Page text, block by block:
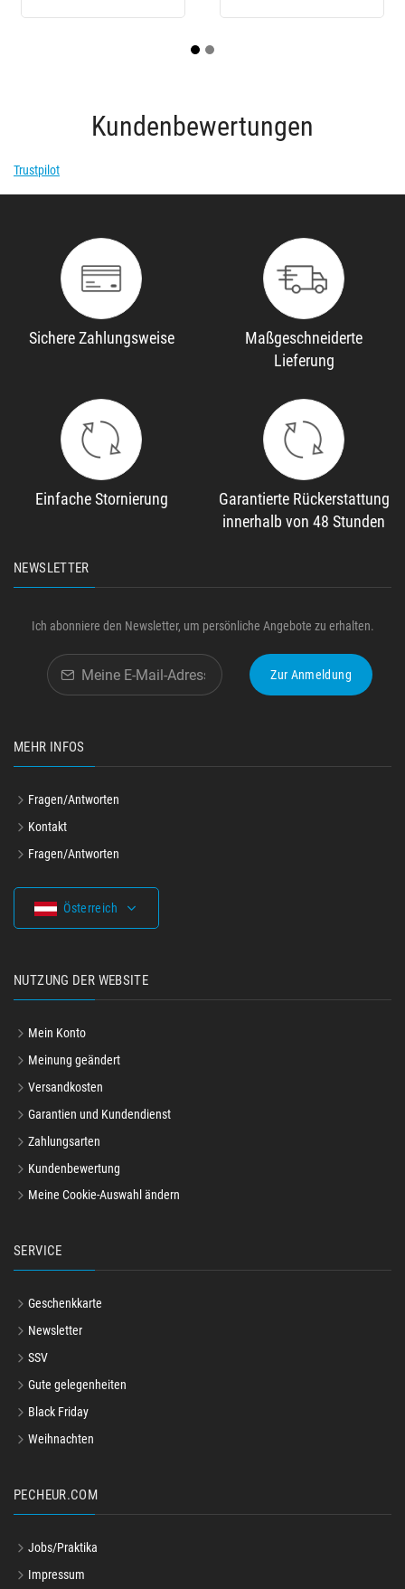
Kundenbewertungen
Trustpilot
Sichere Zahlungsweise
Maßgeschneiderte
Lieferung
Einfache Stornierung
Garantierte Rückerstattung
innerhalb von 48 Stunden
NEWSLETTER
Ich abonniere den Newsletter, um persönliche Angebote zu erhalten.
Zur Anmeldung
MEHR INFOS
Fragen/Antworten
Kontakt
Fragen/Antworten
Österreich
NUTZUNG DER WEBSITE
Mein Konto
Meinung geändert
Versandkosten
Garantien und Kundendienst
Zahlungsarten
Kundenbewertung
Meine Cookie-Auswahl ändern
SERVICE
Geschenkkarte
Newsletter
SSV
Gute gelegenheiten
Black Friday
Weihnachten
PECHEUR.COM
Jobs/Praktika
Impressum